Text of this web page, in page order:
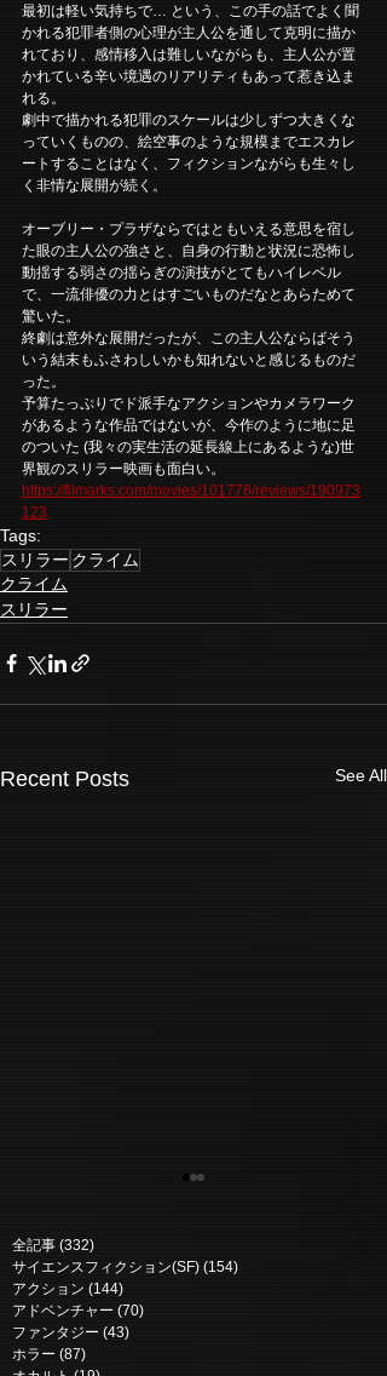
最初は軽い気持ちで… という、この手の話でよく聞
かれる犯罪者側の心理が主人公を通して克明に描か
れており、感情移入は難しいながらも、主人公が置
かれている辛い境遇のリアリティもあって惹き込ま
れる。
劇中で描かれる犯罪のスケールは少しずつ大きくな
っていくものの、絵空事のような規模までエスカレ
ートすることはなく、フィクションながらも生々し
く非情な展開が続く。
オーブリー・プラザならではともいえる意思を宿し
た眼の主人公の強さと、自身の行動と状況に恐怖し
動揺する弱さの揺らぎの演技がとてもハイレベル
で、一流俳優の力とはすごいものだなとあらためて
驚いた。
終劇は意外な展開だったが、この主人公ならばそう
いう結末もふさわしいかも知れないと感じるものだ
った。
予算たっぷりでド派手なアクションやカメラワーク
があるような作品ではないが、今作のように地に足
のついた (我々の実生活の延長線上にあるような)世
界観のスリラー映画も面白い。
https://filmarks.com/movies/101776/reviews/190973
123
Tags:
スリラー クライム
クライム
スリラー
Recent Posts See All
全記事 (332)
サイエンスフィクション(SF) (154)
アクション (144)
アドベンチャー (70)
ファンタジー (43)
ホラー (87)